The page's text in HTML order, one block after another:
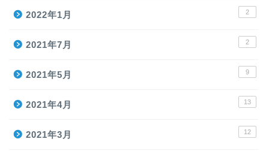
2022年1月 2
2021年7月 2
2021年5月 9
2021年4月 13
2021年3月 12